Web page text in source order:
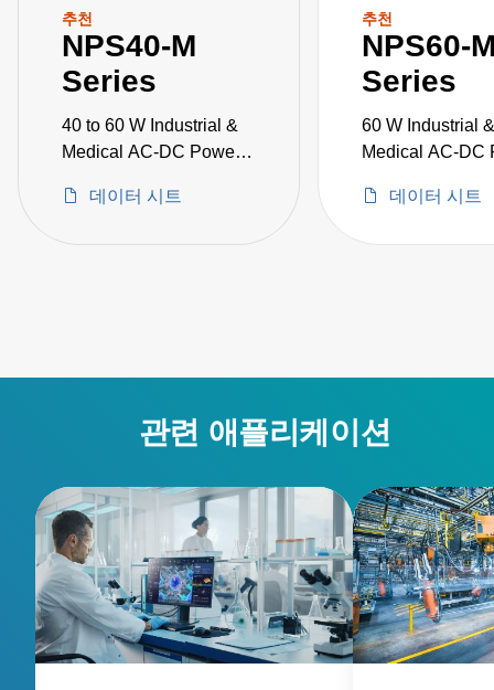
추천
NPS40-M
Series
40 to 60 W Industrial &
Medical AC-DC Power
데이터 시트
추천
NPS60-
Series
60 W Industrial &
Medical AC-DC
데이터 시트
관련 애플리케이션